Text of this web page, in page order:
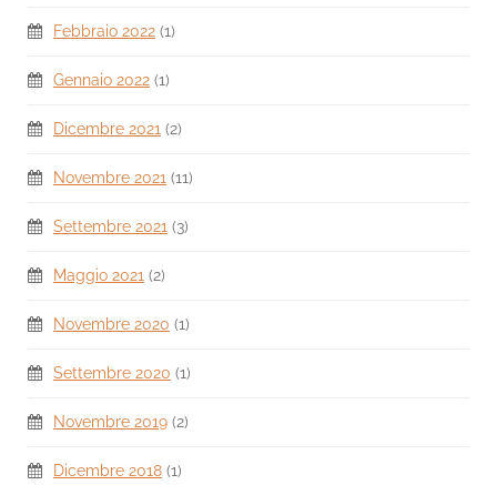
Febbraio 2022 (1)
Gennaio 2022 (1)
Dicembre 2021 (2)
Novembre 2021 (11)
Settembre 2021 (3)
Maggio 2021 (2)
Novembre 2020 (1)
Settembre 2020 (1)
Novembre 2019 (2)
Dicembre 2018 (1)